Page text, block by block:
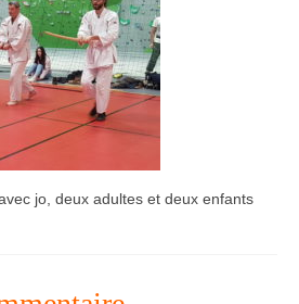
jo, deux adultes et deux enfants